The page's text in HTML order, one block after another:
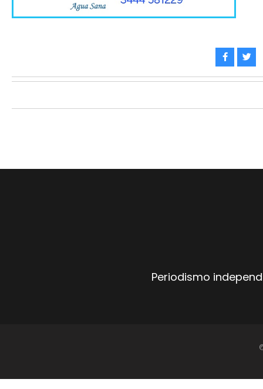
Periodismo